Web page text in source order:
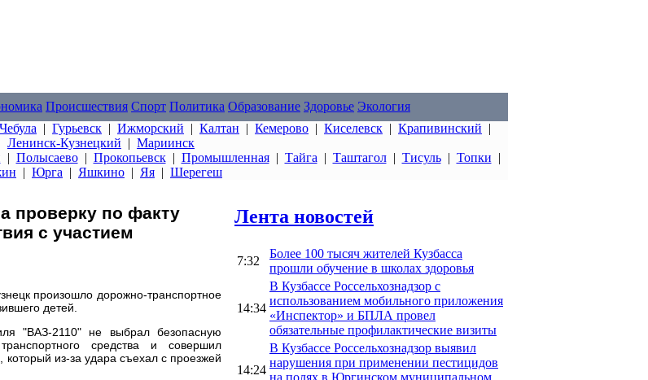
Происшествия Спорт Политика Образование Здоровье Экология
| Гурьевск | Ижморский | Калтан | Кемерово | Киселевск | Крапивинский |
Ленинск-Кузнецкий | Мариинск
| Полысаево| Прокопьевск| Промышленная| Тайга | Таштагол| Тисуль| Топки |
| Юрга | Яшкино | Яя | Шерегеш
проверку по факту
с участием
произошло дорожно-транспортное
детей.
"ВАЗ-2110" не выбрал безопасную
средства и совершил
из-за удара съехал с проезжей
Лента новостей
7:32
Более 100 тысяч жителей Кузбасса
прошли обучение в школах здоровья
14:34
В Кузбассе Россельхознадзор с
использованием мобильного приложения
«Инспектор» и БПЛА провел
обязательные профилактические визиты
14:24
В Кузбассе Россельхознадзор выявил
нарушения при применении пестицидов
на полях в Юргинском муниципальном